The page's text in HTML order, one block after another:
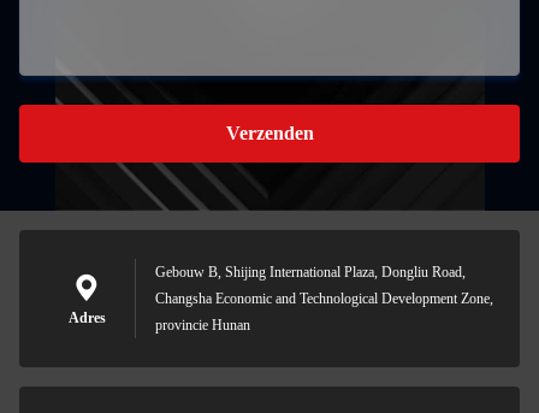
Verzenden
Adres
Gebouw B, Shijing International Plaza, Dongliu Road,
Changsha Economic and Technological Development Zone,
provincie Hunan